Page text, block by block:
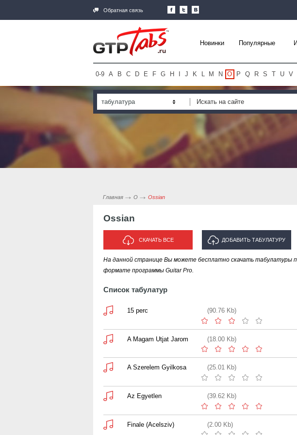
Обратная связь
Новинки Популярные
0-9 A B C D E F G H J K L M N O P Q R S T U V
табулатура
Главная O Ossian
Ossian
СКАЧАТЬ ВСЕ ДОБАВИТЬ ТАБУЛАТУРУ
ИСПОЛНИТЕЛЯ "OSSIAN"
На данной странице Вы можете бесплатно скачать табулатуры
формате программы Guitar Pro.
Список табулатур
15 perc (90.76 Kb)
A Magam Utjat Jarom (18.00 Kb)
A Szerelem Gyilkosa (25.01 Kb)
Az Egyetlen (39.62 Kb)
Finale (Acelsziv) (2.00 Kb)